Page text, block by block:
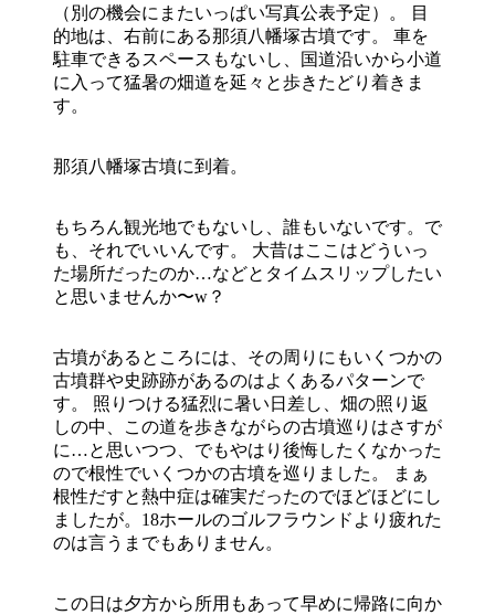
（別の機会にまたいっぱい写真公表予定）。 目
的地は、右前にある那須八幡塚古墳です。 車を
駐車できるスペースもないし、国道沿いから小道
に入って猛暑の畑道を延々と歩きたどり着きま
す。
那須八幡塚古墳に到着。
もちろん観光地でもないし、誰もいないです。で
も、それでいいんです。 大昔はここはどういっ
た場所だったのか…などとタイムスリップしたい
と思いませんか〜w？
古墳があるところには、その周りにもいくつかの
古墳群や史跡跡があるのはよくあるパターンで
す。 照りつける猛烈に暑い日差し、畑の照り返
しの中、この道を歩きながらの古墳巡りはさすが
に…と思いつつ、でもやはり後悔したくなかった
ので根性でいくつかの古墳を巡りました。 まぁ
根性だすと熱中症は確実だったのでほどほどにし
ましたが。18ホールのゴルフラウンドより疲れた
のは言うまでもありません。
この日は夕方から所用もあって早めに帰路に向か